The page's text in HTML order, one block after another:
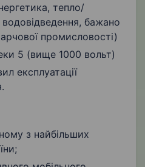
тепло/
бажано
промисловості)
5 (вище 1000 вольт)
експлуатації
з найбільших